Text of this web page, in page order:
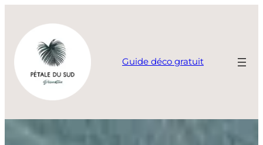
contenu
Guide déco gratuit